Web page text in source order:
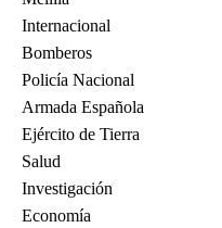
Internacional
Bomberos
Policía Nacional
Armada Española
Ejército de Tierra
Salud
Investigación
Economía